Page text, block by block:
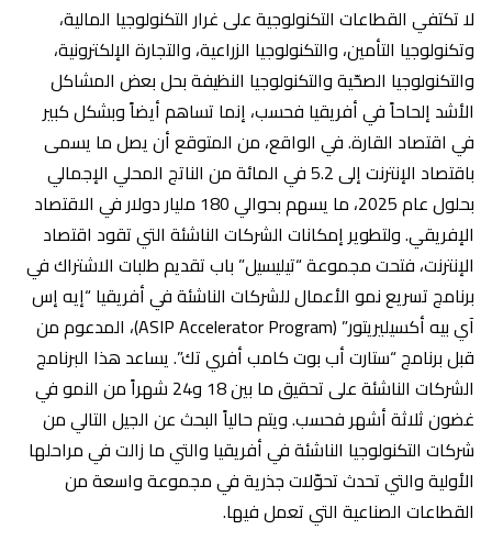
لا تكتفي القطاعات التكنولوجية على غرار التكنولوجيا المالية،
وتكنولوجيا التأمين، والتكنولوجيا الزراعية، والتجارة الإلكترونية،
والتكنولوجيا الصحّية والتكنولوجيا النظيفة بحل بعض المشاكل
الأشد إلحاحاً في أفريقيا فحسب، إنما تساهم أيضاً وبشكل كبير
في اقتصاد القارة. في الواقع، من المتوقع أن يصل ما يسمى
باقتصاد الإنترنت إلى 5.2 في المائة من الناتج المحلي الإجمالي
بحلول عام 2025، ما يسهم بحوالي 180 مليار دولار في الاقتصاد
الإفريقي. ولتطوير إمكانات الشركات الناشئة التي تقود اقتصاد
الإنترنت، فتحت مجموعة “تيليسيل” باب تقديم طلبات الاشتراك في
برنامج تسريع نمو الأعمال للشركات الناشئة في أفريقيا “إيه إس
آي بيه أكسيليريتور” (ASIP Accelerator Program)، المدعوم من
قبل برنامج “ستارت أب بوت كامب أفري تك”. يساعد هذا البرنامج
الشركات الناشئة على تحقيق ما بين 18 و24 شهراً من النمو في
غضون ثلاثة أشهر فحسب. ويتم حالياً البحث عن الجيل التالي من
شركات التكنولوجيا الناشئة في أفريقيا والتي ما زالت في مراحلها
الأولية والتي تحدث تحوّلات جذرية في مجموعة واسعة من
القطاعات الصناعية التي تعمل فيها.